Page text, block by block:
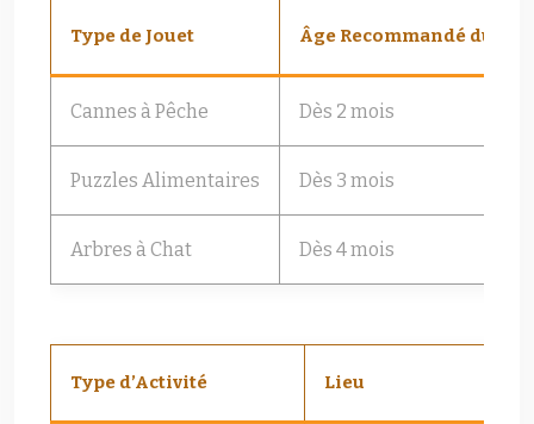
Type de Jouet Âge Recommandé du
Cannes à Pêche Dès 2 mois
Puzzles Alimentaires Dès 3 mois
Arbres à Chat Dès 4 mois
Type d’Activité Lieu